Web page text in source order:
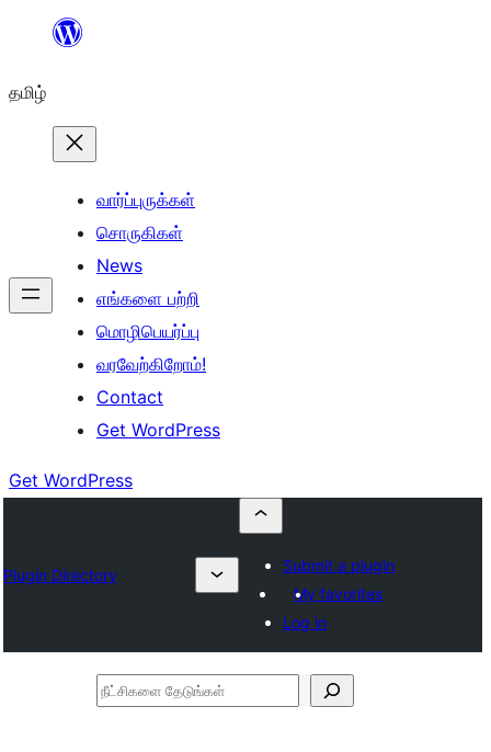
உள்ளடக்கத்திற்கு
தமிழ்
வார்ப்புருக்கள்
சொருகிகள்
News
எங்களை பற்றி
மொழிபெயர்ப்பு
வரவேற்கிறோம்!
Contact
Get WordPress
Get WordPress
Plugin Directory
Submit a plugin
My favorites
Log in
நீட்சிகளை